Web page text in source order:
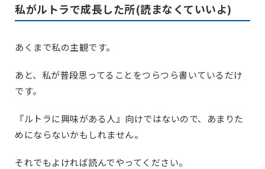
私がルトラで成長した所(読まなくていいよ)
あくまで私の主観です。
あと、私が普段思ってることをつらつら書いているだけ
です。
『ルトラに興味がある人』向けではないので、あまりた
めにならないかもしれません。
それでもよければ読んでやってください。